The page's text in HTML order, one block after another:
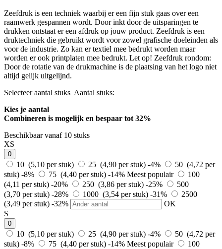
Zeefdruk is een techniek waarbij er een fijn stuk gaas over een
raamwerk gespannen wordt. Door inkt door de uitsparingen te
drukken ontstaat er een afdruk op jouw product. Zeefdruk is een
druktechniek die gebruikt wordt voor zowel grafische doeleinden als
voor de industrie. Zo kan er textiel mee bedrukt worden maar
worden er ook printplaten mee bedrukt. Let op! Zeefdruk rondom:
Door de rotatie van de drukmachine is de plaatsing van het logo niet
altijd gelijk uitgelijnd.
Selecteer aantal stuks Aantal stuks:
Kies je aantal
Combineren is mogelijk en bespaar tot 32%
Beschikbaar vanaf 10 stuks
XS
0
10 (5,10 per stuk) 25 (4,90 per stuk) -4%
50 (4,72 per
stuk) -8% 75 (4,40 per stuk) -14% Meest populair
100
(4,11 per stuk) -20% 250 (3,86 per stuk) -25%
500
(3,70 per stuk) -28% 1000 (3,54 per stuk) -31%
2500
(3,49 per stuk) -32%
OK
S
0
10 (5,10 per stuk) 25 (4,90 per stuk) -4%
50 (4,72 per
stuk) -8% 75 (4,40 per stuk) -14% Meest populair
100